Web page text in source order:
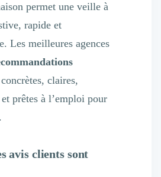
permet une veille à
rapide et
Les meilleures agences
concrètes, claires,
prêtes à l’emploi pour
avis clients sont